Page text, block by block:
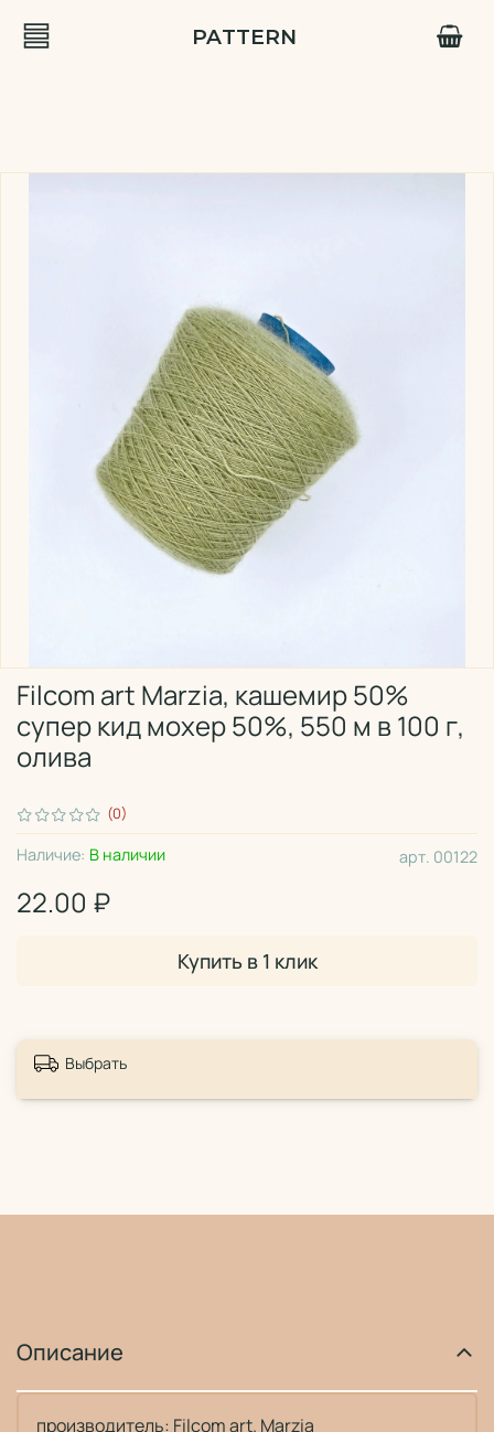
PATTERN
(0)
арт. 00122
Наличие: В наличии
Filcom art Marzia, кашемир 50%
супер кид мохер 50%, 550 м в 100 г,
олива
22.00 ₽
Купить в 1 клик
Выбрать
Описание
производитель: Filcom art. Marzia